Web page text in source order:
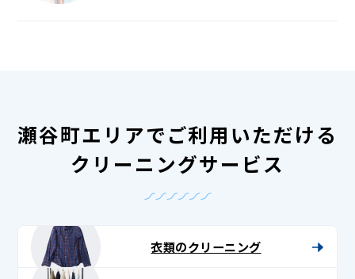
瀬谷町エリアでご利用いただける
クリーニングサービス
衣類のクリーニング